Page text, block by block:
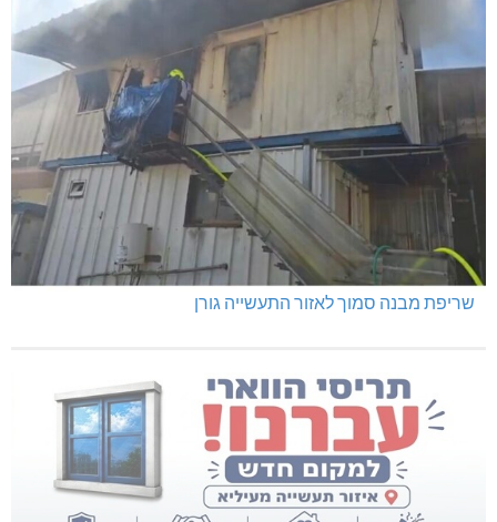
שריפת מבנה סמוך לאזור התעשייה גורן